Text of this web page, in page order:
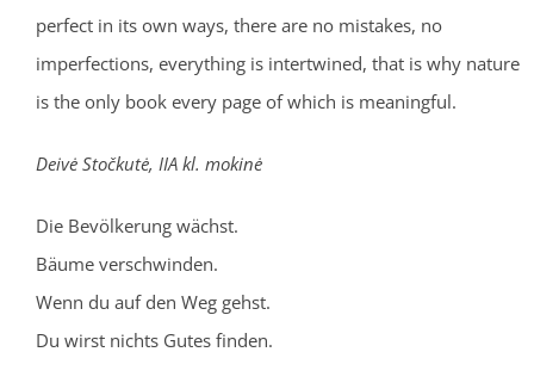
perfect in its own ways, there are no mistakes, no
imperfections, everything is intertwined, that is why nature
is the only book every page of which is meaningful.
Deivė Stočkutė, IIA kl. mokinė
Die Bevölkerung wächst.
Bäume verschwinden.
Wenn du auf den Weg gehst.
Du wirst nichts Gutes finden.